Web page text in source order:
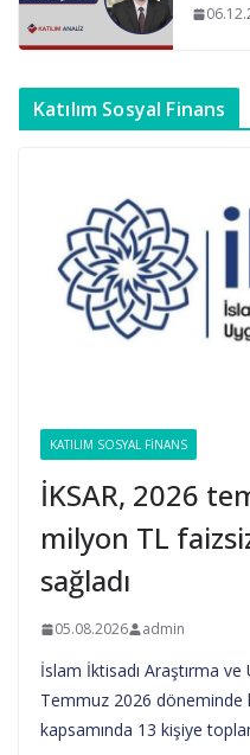
Katılım Sosyal Finans
KATILIM SOSYAL FINANS
İKSAR, 2026
milyon TL
sağladı
05.08.2026 admin
İslam İktisadı Araştırma
Temmuz 2026 döneminde
kapsamında 13 kişiye